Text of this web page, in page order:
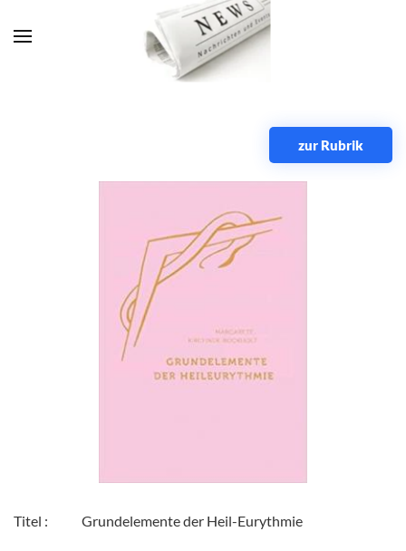
Zum Hauptinhalt springen
zur Rubrik
Titel : Grundelemente der Heil-Eurythmie